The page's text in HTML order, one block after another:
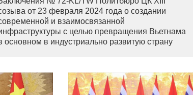
от 23 февраля 2024 года о создании
и взаимосвязанной
с целью превращения Вьетнама
основном в индустриально развитую страну